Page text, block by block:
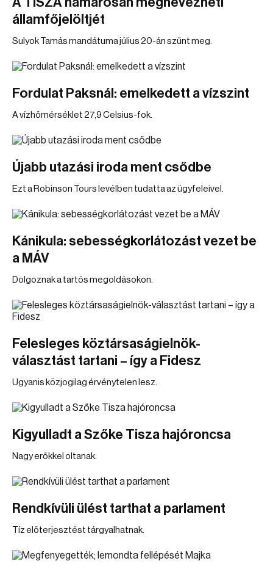
államfőjelöltjét
Sulyok Tamás mandátuma július 20-án szűnt meg.
Fordulat Paksnál: emelkedett a vízszint
A vízhőmérséklet 27,9 Celsius-fok.
Újabb utazási iroda ment csődbe
Ezt a Robinson Tours levélben tudatta az ügyfeleivel.
Kánikula: sebességkorlátozást vezet be
a MÁV
Dolgoznak a tartós megoldásokon.
Felesleges köztársaságielnök-
választást tartani – így a Fidesz
Ugyanis közjogilag érvénytelen lesz.
Kigyulladt a Szőke Tisza hajóroncsa
Nagy erőkkel oltanak.
Rendkívüli ülést tarthat a parlament
Tíz előterjesztést tárgyalhatnak.